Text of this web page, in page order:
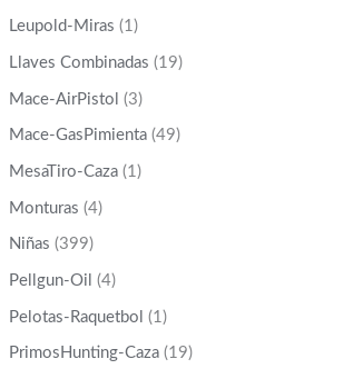
Leupold-Miras (1)
Llaves Combinadas (19)
Mace-AirPistol (3)
Mace-GasPimienta (49)
MesaTiro-Caza (1)
Monturas (4)
Niñas (399)
Pellgun-Oil (4)
Pelotas-Raquetbol (1)
PrimosHunting-Caza (19)